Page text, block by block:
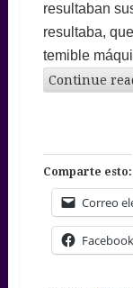
resultaban
resultaba,
temible
Continue
Comparte esto:
Correo
Facebook